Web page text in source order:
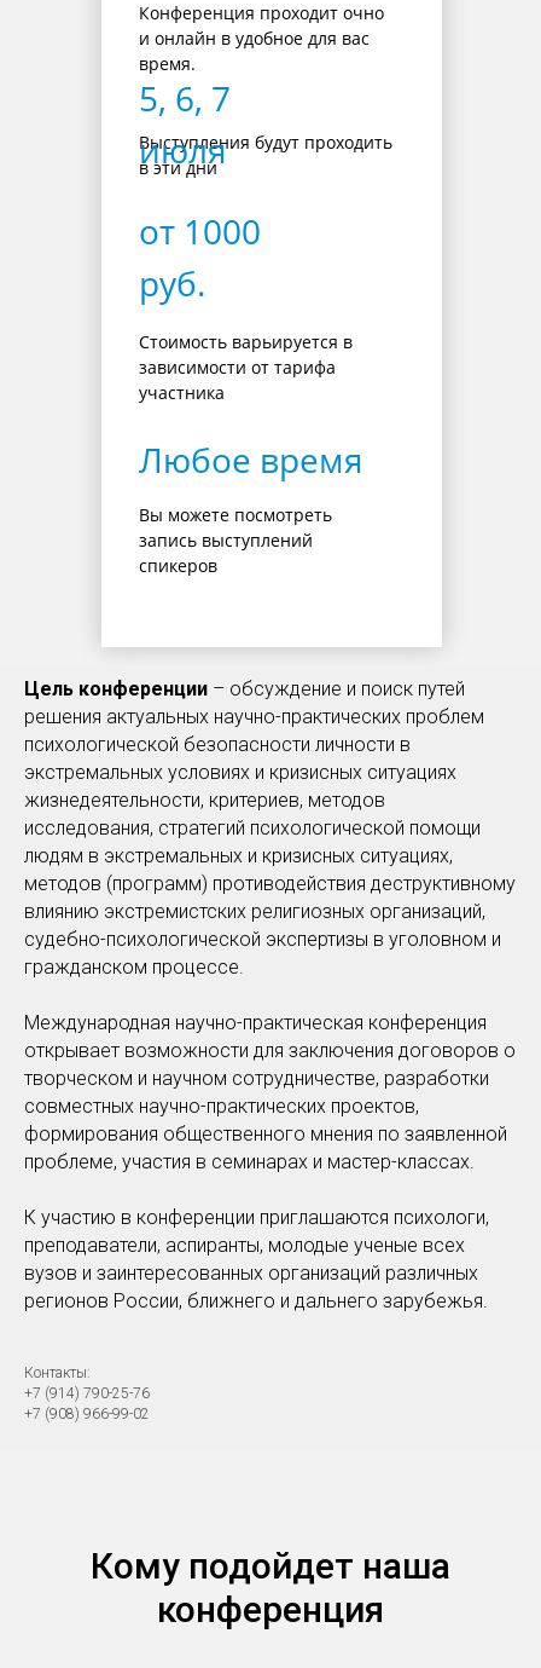
Выступления будут проходить
в эти дни
5, 6, 7
июля
от 1000
руб.
Любое время
Стоимость варьируется в
зависимости от тарифа
участника
Вы можете посмотреть
запись выступлений
спикеров
Конференция проходит очно
и онлайн в удобное для вас
время.
Цель конференции – обсуждение и поиск путей
решения актуальных научно-практических проблем
психологической безопасности личности в
экстремальных условиях и кризисных ситуациях
жизнедеятельности, критериев, методов
исследования, стратегий психологической помощи
людям в экстремальных и кризисных ситуациях,
методов (программ) противодействия деструктивному
влиянию экстремистских религиозных организаций,
судебно-психологической экспертизы в уголовном и
гражданском процессе.
Международная научно-практическая конференция
открывает возможности для заключения договоров о
творческом и научном сотрудничестве, разработки
совместных научно-практических проектов,
формирования общественного мнения по заявленной
проблеме, участия в семинарах и мастер-классах.
К участию в конференции приглашаются психологи,
преподаватели, аспиранты, молодые ученые всех
вузов и заинтересованных организаций различных
регионов России, ближнего и дальнего зарубежья.
Контакты:
+7 (914) 790-25-76
+7 (908) 966-99-02
Кому подойдет наша
конференция